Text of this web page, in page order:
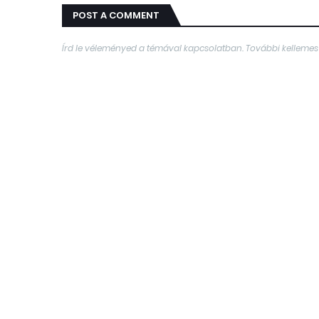
POST A COMMENT
Írd le véleményed a témával kapcsolatban. További